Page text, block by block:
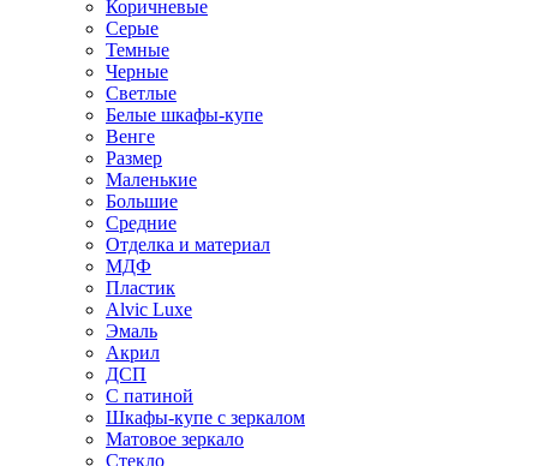
Коричневые
Серые
Темные
Черные
Светлые
Белые шкафы-купе
Венге
Размер
Маленькие
Большие
Средние
Отделка и материал
МДФ
Пластик
Alvic Luxe
Эмаль
Акрил
ДСП
С патиной
Шкафы-купе с зеркалом
Матовое зеркало
Стекло